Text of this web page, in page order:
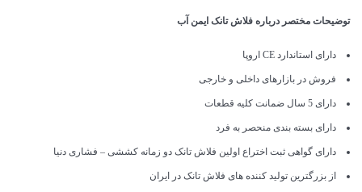
توضیحات مختصر درباره فلاش تانک ایمن آب
دارای استاندارد CE اروپا
فروش در بازارهای داخلی و خارجی
دارای 5 سال ضمانت کلیه قطعات
دارای بسته بندی منحصر به فرد
دارای گواهی ثبت اختراع اولین فلاش تانک دو زمانه کششی – فشاری دنیا
از بزرگترین تولید کننده های فلاش تانک در ایران